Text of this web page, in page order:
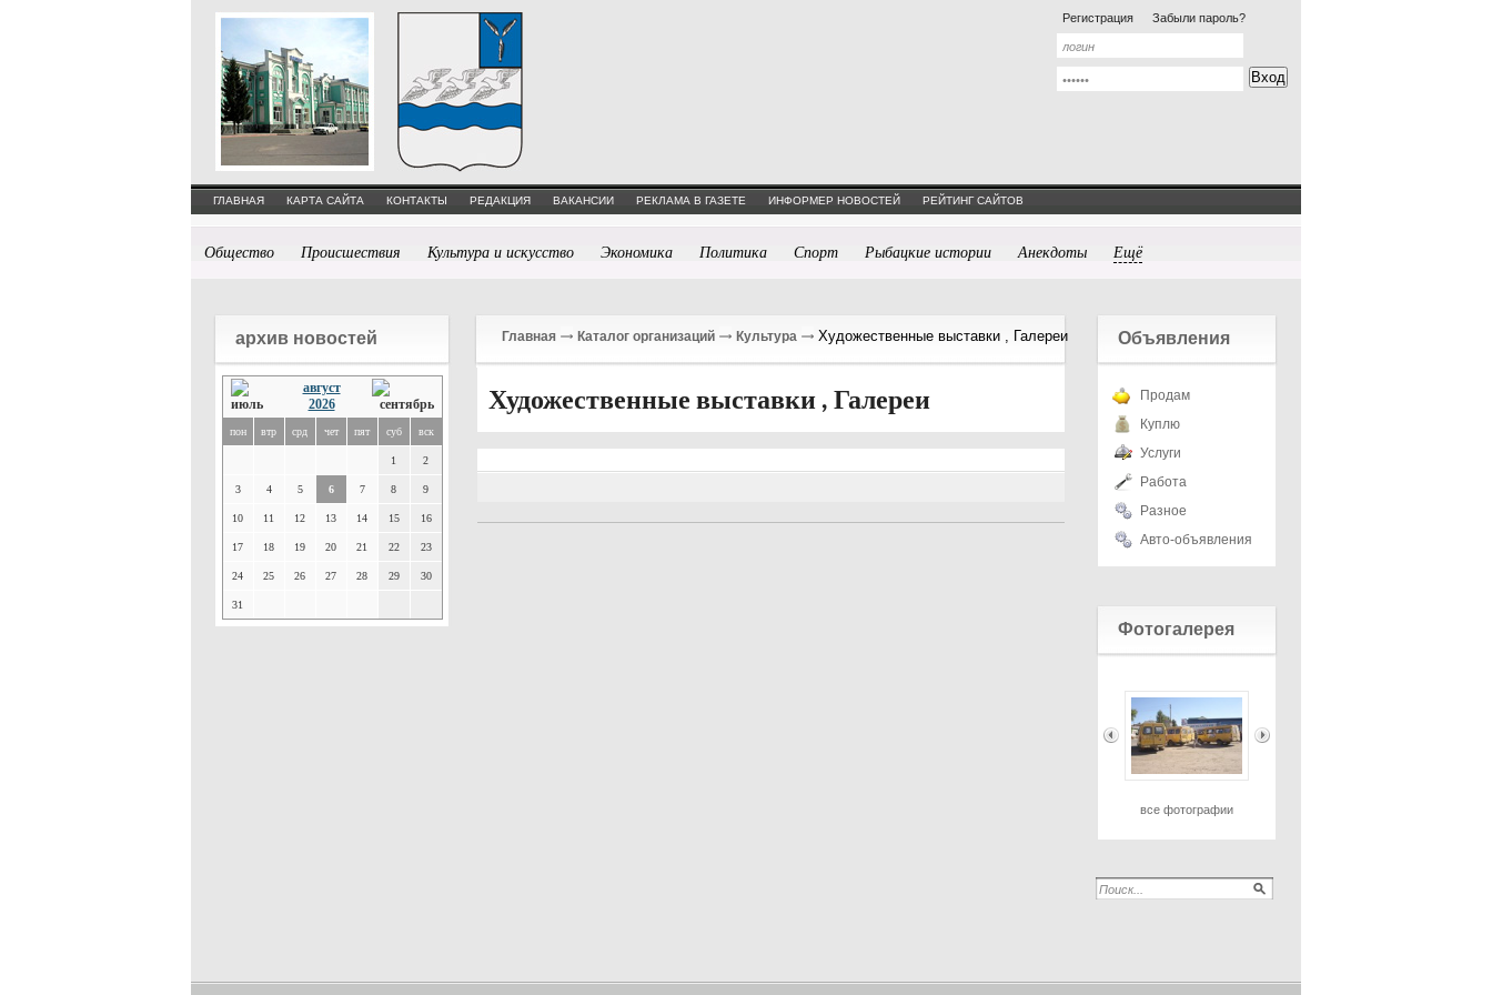
Регистрация Забыли пароль?
ГЛАВНАЯ КАРТА САЙТА КОНТАКТЫ РЕДАКЦИЯ ВАКАНСИИ РЕКЛАМА В ГАЗЕТЕ ИНФОРМЕР НОВОСТЕЙ РЕЙТИНГ САЙТОВ
Общество Происшествия Культура и искусство Экономика Политика Спорт Рыбацкие истории Анекдоты Ещё
архив новостей
август
2026
пон втр срд чет пят суб вск
1 2
3 4 5 6 7 8 9
10 11 12 13 14 15 16
17 18 19 20 21 22 23
24 25 26 27 28 29 30
31
Главная Каталог организаций Культура Художественные выставки , Галереи
Художественные выставки , Галереи
Объявления
Продам
Куплю
Услуги
Работа
Разное
Авто-объявления
Фотогалерея
все фотографии